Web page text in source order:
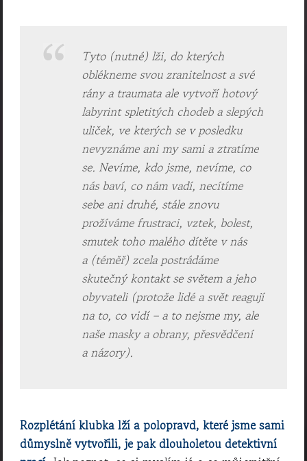
Tyto (nutné) lži, do kterých
oblékneme svou zranitelnost a své
rány a traumata ale vytvoří hotový
labyrint spletitých chodeb a slepých
uliček, ve kterých se v posledku
nevyznáme ani my sami a ztratíme
se. Nevíme, kdo jsme, nevíme, co
nás baví, co nám vadí, necítíme
sebe ani druhé, stále znovu
prožíváme frustraci, vztek, bolest,
smutek toho malého dítěte v nás
a (téměř) zcela postrádáme
skutečný kontakt se světem a jeho
obyvateli (protože lidé a svět reagují
na to, co vidí – a to nejsme my, ale
naše masky a obrany, přesvědčení
a názory).
Rozplétání klubka lží a polopravd, které jsme sami
důmyslně vytvořili, je pak dlouholetou detektivní